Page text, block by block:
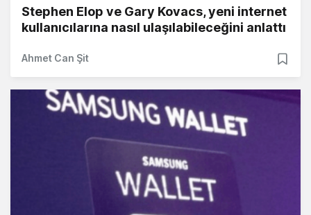
Stephen Elop ve Gary Kovacs, yeni internet
kullanıcılarına nasıl ulaşılabileceğini anlattı
Ahmet Can Şit